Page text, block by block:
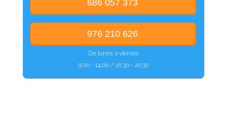
686 057 373
976 210 626
De lunes a viernes
9:00 - 14:00 / 16:30 - 20:30